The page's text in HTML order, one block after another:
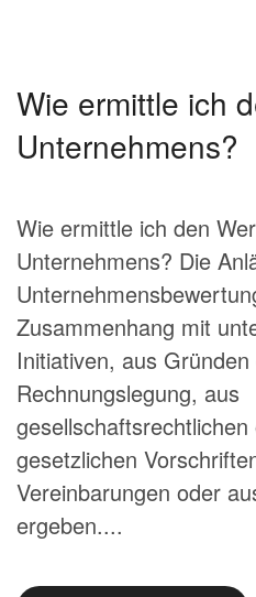
Wie ermittle ich
Unternehmens?
Wie ermittle ich den
Unternehmens? Die
Zusammenhang mit
Initiativen, aus
Rechnungslegung, aus
gesetzlichen
Vereinbarungen oder
ergeben....